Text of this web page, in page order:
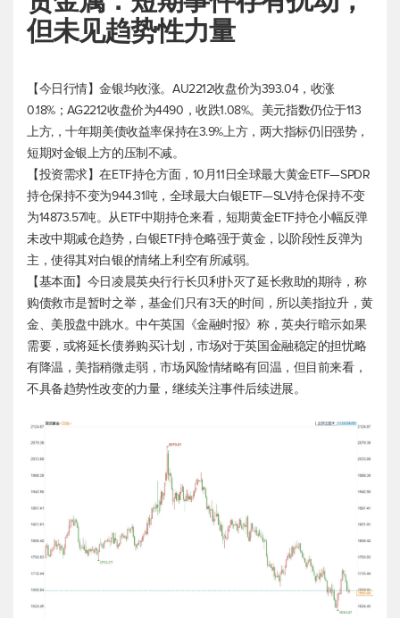
但未见趋势性力量
【今日行情】金银均收涨。AU2212收盘价为393.04，收涨
0.18%；AG2212收盘价为4490，收跌1.08%。 美元指数仍位于113
上方,，十年期美债收益率保持在3.9%上方，两大指标仍旧强势，
短期对金银上方的压制不减。
【投资需求】在ETF持仓方面，10月11日全球最大黄金ETF—SPDR
持仓保持不变为944.31吨，全球最大白银ETF—SLV持仓保持不变
为14873.57吨。从ETF中期持仓来看，短期黄金ETF持仓小幅反弹
未改中期减仓趋势，白银ETF持仓略强于黄金，以阶段性反弹为
主，使得其对白银的情绪上利空有所减弱。
【基本面】今日凌晨英央行行长贝利扑灭了延长救助的期待，称
购债救市是暂时之举，基金们只有3天的时间，所以美指拉升，黄
金、美股盘中跳水。中午英国《金融时报》称，英央行暗示如果
需要，或将延长债券购买计划，市场对于英国金融稳定的担忧略
有降温，美指稍微走弱，市场风险情绪略有回温，但目前来看，
不具备趋势性改变的力量，继续关注事件后续进展。